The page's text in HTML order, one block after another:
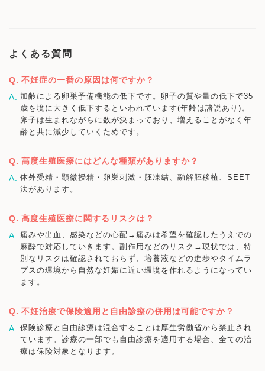
よくある質問
不妊症の一番の原因は何ですか？
加齢による卵巣予備機能の低下です。卵子の質や量の低下で35
歳を境に大きく低下するといわれています(年齢は諸説あり)。
卵子は生まれながらに数が決まっており、増えることがなく年
齢と共に減少していくためです。
高度生殖医療にはどんな種類がありますか？
体外受精・顕微授精・卵巣刺激・胚凍結、融解胚移植、SEET
法があります。
高度生殖医療に関するリスクは？
痛みや出血、感染などの心配→痛みは希望を確認したうえでの
麻酔で対応していきます。副作用などのリスク→現状では、特
別なリスクは確認されておらず、培養液などの進歩やタイムラ
プスの環境から自然な妊娠に近い環境を作れるようになってい
ます。
不妊治療で保険適用と自由診療の併用は可能ですか？
保険診療と自由診療は混合することは厚生労働省から禁止され
ています。診療の一部でも自由診療を適用する場合、全ての治
療は保険対象となります。